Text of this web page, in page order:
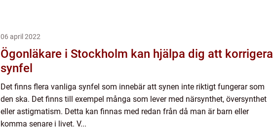
06 april 2022
Ögonläkare i Stockholm kan hjälpa dig att korrigera
synfel
Det finns flera vanliga synfel som innebär att synen inte riktigt fungerar som
den ska. Det finns till exempel många som lever med närsynthet, översynthet
eller astigmatism. Detta kan finnas med redan från då man är barn eller
komma senare i livet. V...